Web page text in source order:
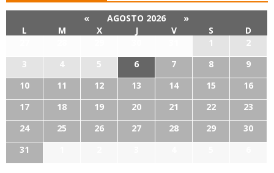
« AGOSTO 2026
»
L
M X J V S
D
1
2
3
4 5 6 7 8
9
10
11 12 13 14 15
16
17
18 19 20 21 22
23
24
25 26 27 28 29
30
31